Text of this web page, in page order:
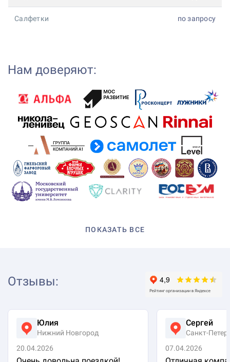
Салфетки по запросу
Нам доверяют:
ПОКАЗАТЬ ВСЕ
Отзывы:
Юлия
Нижний Новгород
20.04.2026
Сергей
Санкт-
07.04.2026